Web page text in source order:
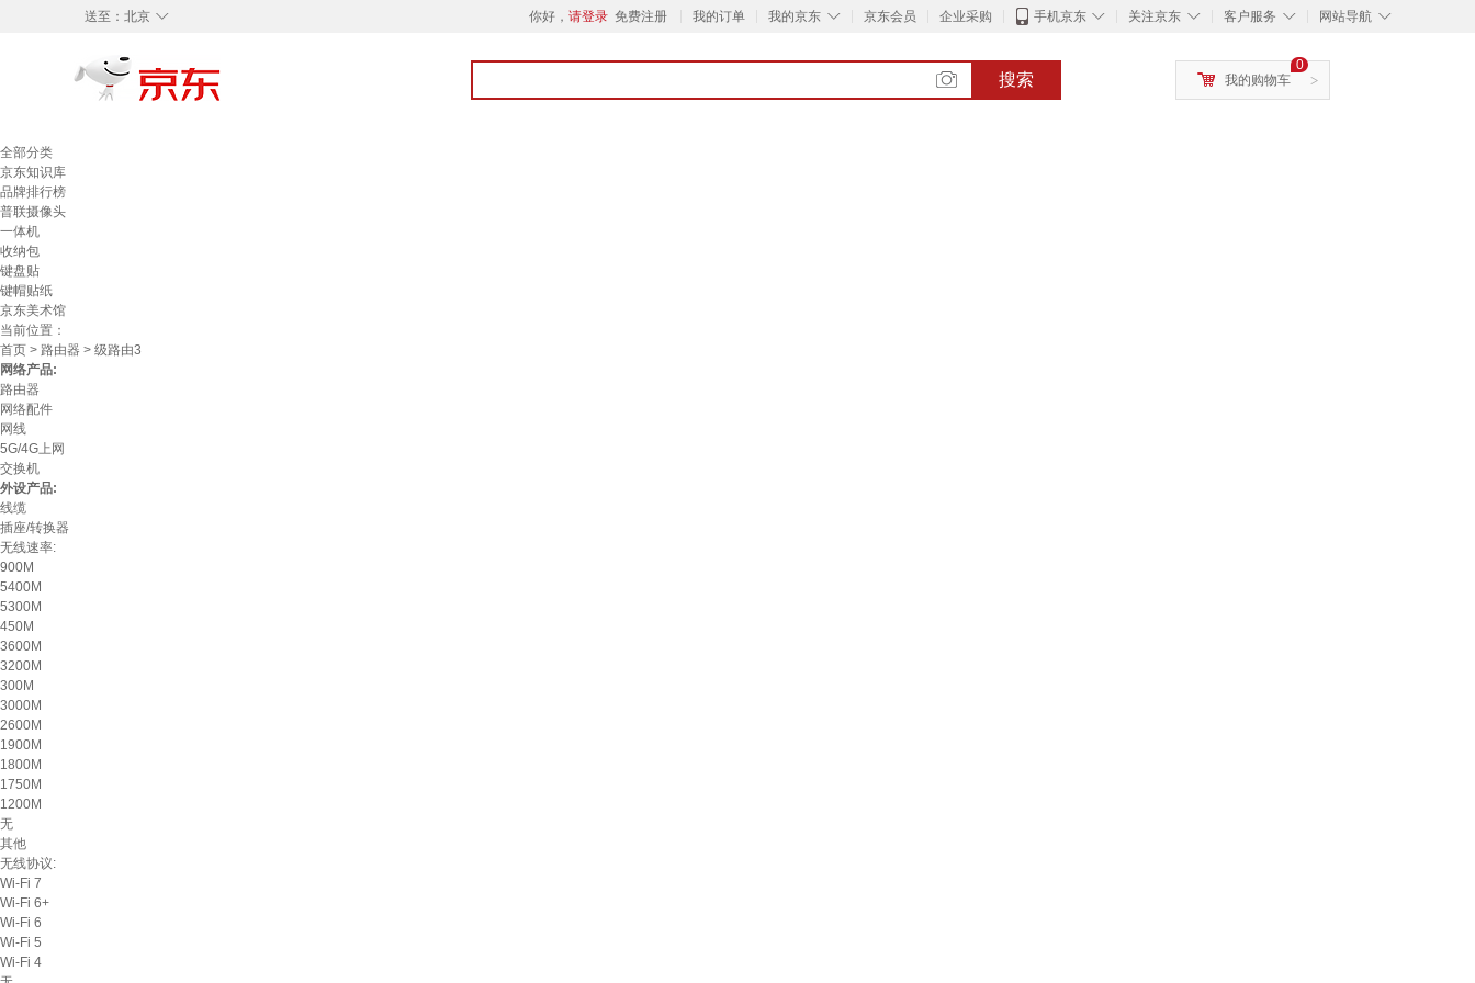
◇
送至： 北京 你好， 请登录 免费注册 我的订单 ◇
我的京东 京东会员 企业采购 ◇
手机京东 ◇
关注京东 ◇
客户服务 ◇
网站导航
搜索 >
0
我的购物车
全部分类
京东知识库
品牌排行榜
普联摄像头
一体机
收纳包
键盘贴
键帽贴纸
京东美术馆
当前位置：
首页 > 路由器 > 级路由3
网络产品:
路由器
网络配件
网线
5G/4G上网
交换机
外设产品:
线缆
插座/转换器
无线速率:
900M
5400M
5300M
450M
3600M
3200M
300M
3000M
2600M
1900M
1800M
1750M
1200M
无
其他
无线协议:
Wi-Fi 7
Wi-Fi 6+
Wi-Fi 6
Wi-Fi 5
Wi-Fi 4